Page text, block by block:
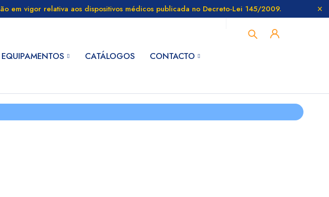
em vigor relativa aos dispositivos médicos publicada no Decreto-Lei 145/2009.
EQUIPAMENTOS CATÁLOGOS
CONTACTO